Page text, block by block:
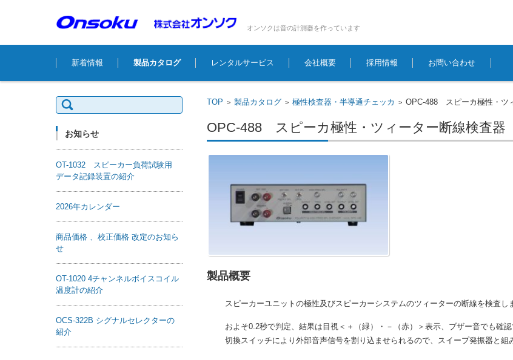
オンソクは音の計測器を作っています
コンテンツに移動
新着情報
製品カタログ レンタルサービス 会社概要 採用情報 お問い合わせ
TOP > 製品カタログ> 極性検査器・半導通チェッカ > OPC-488 スピーカ極性・ツ
OPC-488 スピーカ極性・ツィーター断線検査器
製品概要
スピーカーユニットの極性及びスピーカーシステムのツィーターの断線を検査し
およそ0.2秒で判定、結果は目視＜＋（緑）・－（赤）＞表示、ブザー音でも確
切換スイッチにより外部音声信号を割り込ませられるので、スイープ発振器と組
検
索:
お知らせ
OT-1032 スピーカー負荷試験用
データ記録装置の紹介
2026年カレンダー
商品価格 、校正価格 改定のお知ら
せ
OT-1020 4チャンネルボイスコイル
温度計の紹介
OCS-322B シグナルセレクターの
紹介